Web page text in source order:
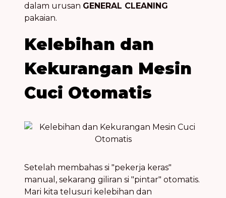
dalam urusan GENERAL CLEANING
pakaian.
Kelebihan dan
Kekurangan Mesin
Cuci Otomatis
Setelah membahas si "pekerja keras"
manual, sekarang giliran si "pintar" otomatis.
Mari kita telusuri kelebihan dan